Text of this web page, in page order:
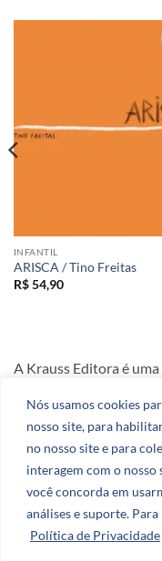
Nós usamos cookies
nosso site, para
no nosso site e para
interagem com o
você concorda em
análises e suporte.
Política de Privacidade
INFANTIL
ARISCA / Tino Freitas
R$54,90
A Krauss Editora é
Visa